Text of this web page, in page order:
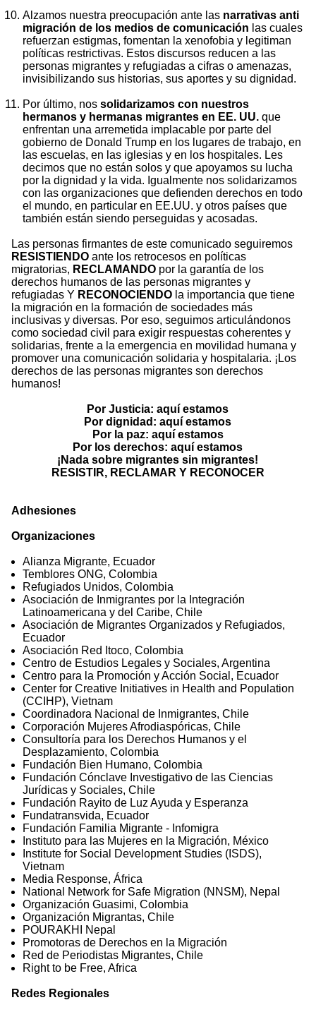
Alzamos nuestra preocupación ante las narrativas anti
migración de los medios de comunicación las cuales
refuerzan estigmas, fomentan la xenofobia y legitiman
políticas restrictivas. Estos discursos reducen a las
personas migrantes y refugiadas a cifras o amenazas,
invisibilizando sus historias, sus aportes y su dignidad.
Por último, nos solidarizamos con nuestros
hermanos y hermanas migrantes en EE. UU. que
enfrentan una arremetida implacable por parte del
gobierno de Donald Trump en los lugares de trabajo, en
las escuelas, en las iglesias y en los hospitales. Les
decimos que no están solos y que apoyamos su lucha
por la dignidad y la vida. Igualmente nos solidarizamos
con las organizaciones que defienden derechos en todo
el mundo, en particular en EE.UU. y otros países que
también están siendo perseguidas y acosadas.
Las personas firmantes de este comunicado seguiremos
RESISTIENDO ante los retrocesos en políticas
migratorias, RECLAMANDO por la garantía de los
derechos humanos de las personas migrantes y
refugiadas Y RECONOCIENDO la importancia que tiene
la migración en la formación de sociedades más
inclusivas y diversas. Por eso, seguimos articulándonos
como sociedad civil para exigir respuestas coherentes y
solidarias, frente a la emergencia en movilidad humana y
promover una comunicación solidaria y hospitalaria. ¡Los
derechos de las personas migrantes son derechos
humanos!
Por Justicia: aquí estamos
Por dignidad: aquí estamos
Por la paz: aquí estamos
Por los derechos: aquí estamos
¡Nada sobre migrantes sin migrantes!
RESISTIR, RECLAMAR Y RECONOCER
Adhesiones
Organizaciones
Alianza Migrante, Ecuador
Temblores ONG, Colombia
Refugiados Unidos, Colombia
Asociación de Inmigrantes por la Integración
Latinoamericana y del Caribe, Chile
Asociación de Migrantes Organizados y Refugiados,
Ecuador
Asociación Red Itoco, Colombia
Centro de Estudios Legales y Sociales, Argentina
Centro para la Promoción y Acción Social, Ecuador
Center for Creative Initiatives in Health and Population
(CCIHP), Vietnam
Coordinadora Nacional de Inmigrantes, Chile
Corporación Mujeres Afrodiaspóricas, Chile
Consultoría para los Derechos Humanos y el
Desplazamiento, Colombia
Fundación Bien Humano, Colombia
Fundación Cónclave Investigativo de las Ciencias
Jurídicas y Sociales, Chile
Fundación Rayito de Luz Ayuda y Esperanza
Fundatransvida, Ecuador
Fundación Familia Migrante - Infomigra
Instituto para las Mujeres en la Migración, México
Institute for Social Development Studies (ISDS),
Vietnam
Media Response, África
National Network for Safe Migration (NNSM), Nepal
Organización Guasimi, Colombia
Organización Migrantas, Chile
POURAKHI Nepal
Promotoras de Derechos en la Migración
Red de Periodistas Migrantes, Chile
Right to be Free, Africa
Redes Regionales